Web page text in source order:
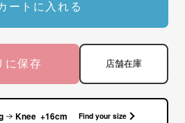
ートに入れる
に保存 店舗在庫
Knee +16cm Find your size